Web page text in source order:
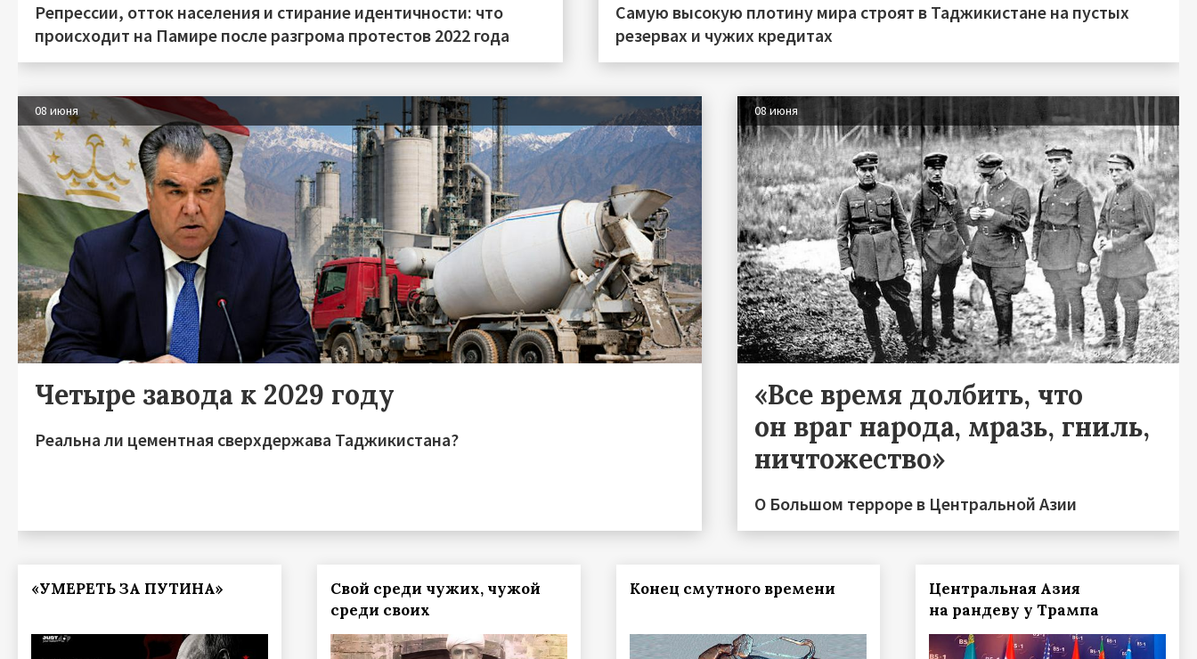
Репрессии, отток населения и стирание идентичности: что
происходит на Памире после разгрома протестов 2022 года
Самую высокую плотину мира строят в Таджикистане на пустых
резервах и чужих кредитах
08 июня
Четыре завода к 2029 году
Реальна ли цементная сверхдержава Таджикистана?
08 июня
«Все время долбить, что
он враг народа, мразь, гниль,
ничтожество»
О Большом терроре в Центральной Азии
«УМЕРЕТЬ ЗА ПУТИНА»
Свой среди чужих, чужой
среди своих
Конец смутного времени
Центральная Азия
на рандеву у Трампа